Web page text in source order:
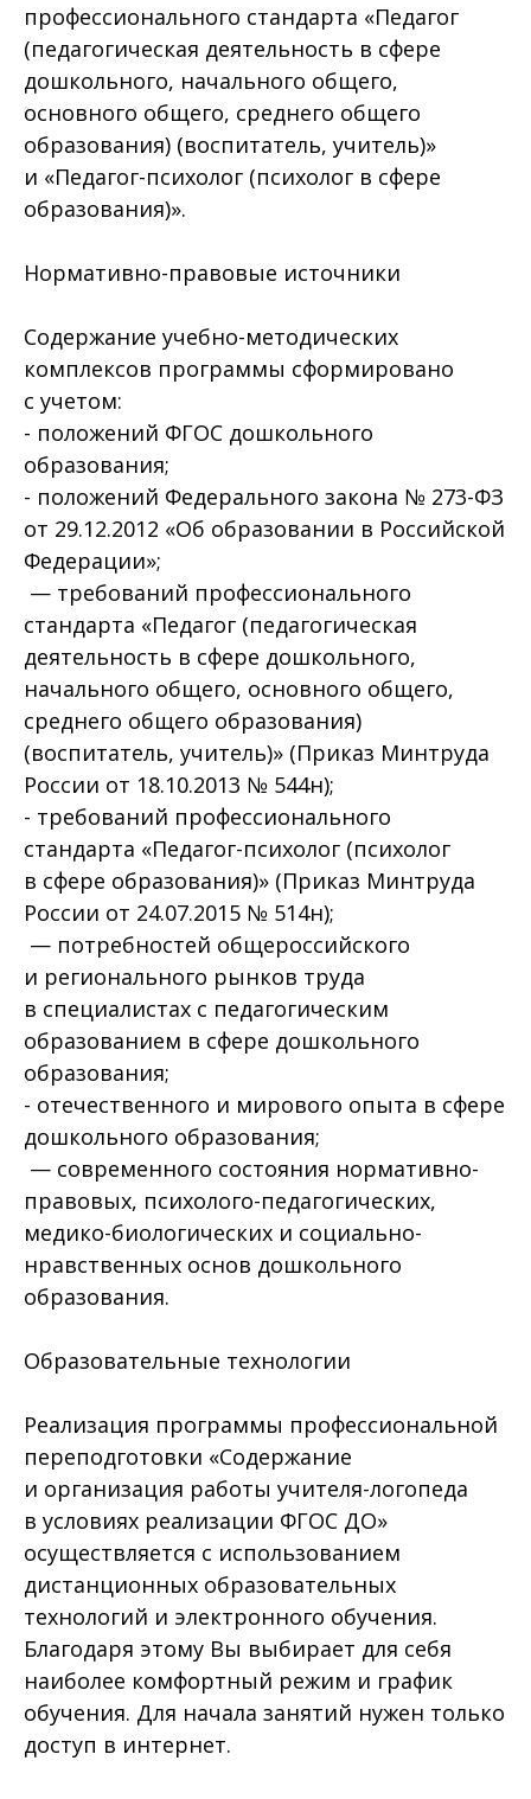
профессионального стандарта «Педагог
(педагогическая деятельность в сфере
дошкольного, начального общего,
основного общего, среднего общего
образования) (воспитатель, учитель)»
и «Педагог-психолог (психолог в сфере
образования)».
Нормативно-правовые источники
Содержание учебно-методических
комплексов программы сформировано
с учетом:
- положений ФГОС дошкольного
образования;
- положений Федерального закона № 273-ФЗ
от 29.12.2012 «Об образовании в Российской
Федерации»;
— требований профессионального
стандарта «Педагог (педагогическая
деятельность в сфере дошкольного,
начального общего, основного общего,
среднего общего образования)
(воспитатель, учитель)» (Приказ Минтруда
России от 18.10.2013 № 544н);
- требований профессионального
стандарта «Педагог-психолог (психолог
в сфере образования)» (Приказ Минтруда
России от 24.07.2015 № 514н);
— потребностей общероссийского
и регионального рынков труда
в специалистах с педагогическим
образованием в сфере дошкольного
образования;
- отечественного и мирового опыта в сфере
дошкольного образования;
— современного состояния нормативно-
правовых, психолого-педагогических,
медико-биологических и социально-
нравственных основ дошкольного
образования.
Образовательные технологии
Реализация программы профессиональной
переподготовки «Содержание
и организация работы учителя-логопеда
в условиях реализации ФГОС ДО»
осуществляется с использованием
дистанционных образовательных
технологий и электронного обучения.
Благодаря этому Вы выбирает для себя
наиболее комфортный режим и график
обучения. Для начала занятий нужен только
доступ в интернет.